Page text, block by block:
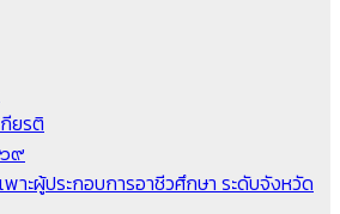
ยรติ
๙
พาะผู้ประกอบการอาชีวศึกษา ระดับจังหวัด